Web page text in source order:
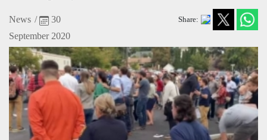
News /
30
September 2020
Share: